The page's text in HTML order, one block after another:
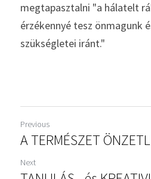
megtapasztalni "a hálatelt
érzékennyé tesz önmagunk
szükségletei iránt."
Previous
A TERMÉSZET
Next